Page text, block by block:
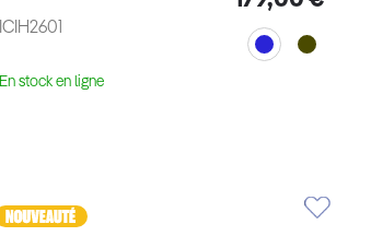
ICIH2601
En stock en ligne